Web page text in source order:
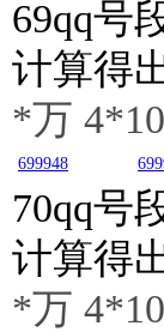
69qq号
计算得
*万 4
699948
70qq号
计算得
*万 4